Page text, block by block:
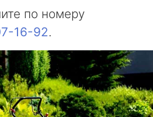
по номеру
16-92.